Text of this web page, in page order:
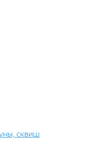
сквиш